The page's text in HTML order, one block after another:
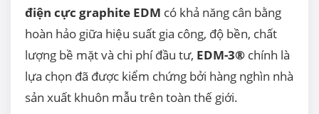
điện cực graphite EDM có khả năng cân bằng
hoàn hảo giữa hiệu suất gia công, độ bền, chất
lượng bề mặt và chi phí đầu tư, EDM-3® chính là
lựa chọn đã được kiểm chứng bởi hàng nghìn nhà
sản xuất khuôn mẫu trên toàn thế giới.